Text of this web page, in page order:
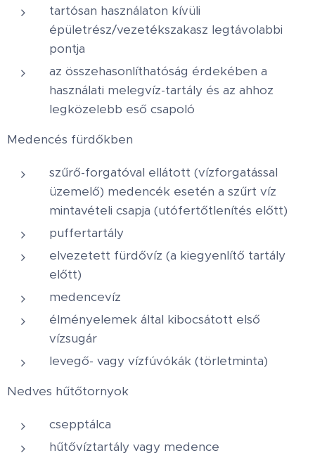
tartósan használaton kívüli
épületrész/vezetékszakasz legtávolabbi
pontja
az összehasonlíthatóság érdekében a
használati melegvíz-tartály és az ahhoz
legközelebb eső csapoló
Medencés fürdőkben
szűrő-forgatóval ellátott (vízforgatással
üzemelő) medencék esetén a szűrt víz
mintavételi csapja (utófertőtlenítés előtt)
puffertartály
elvezetett fürdővíz (a kiegyenlítő tartály
előtt)
medencevíz
élményelemek által kibocsátott első
vízsugár
levegő- vagy vízfúvókák (törletminta)
Nedves hűtőtornyok
csepptálca
hűtővíztartály vagy medence